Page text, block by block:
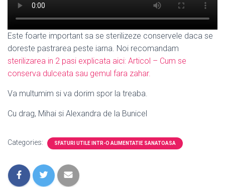
Este foarte important sa se sterilizeze conservele daca se
doreste pastrarea peste iarna. Noi recomandam
sterilizarea in 2 pasi explicata aici: Articol – Cum se
conserva dulceata sau gemul fara zahar.
Va multumim si va dorim spor la treaba.
Cu drag, Mihai si Alexandra de la Bunicel
Categories: SFATURI UTILE INTR-O ALIMENTATIE SANATOASA